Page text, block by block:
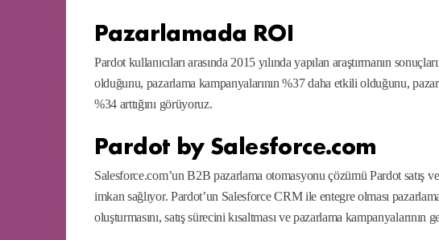
Pazarlamada ROI
Pardot kullanıcıları arasında 2015 yılında yapılan araştırmanın
olduğunu, pazarlama kampanyalarının %37 daha etkili olduğunu,
%34 arttığını görüyoruz.
Pardot by Salesforce.com
Salesforce.com’un B2B pazarlama otomasyonu çözümü Pardot satış
imkan sağlıyor. Pardot’un Salesforce CRM ile entegre olması
oluşturmasını, satış sürecini kısaltması ve pazarlama kampanyalarının